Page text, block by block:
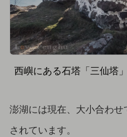
西嶼にある石塔「三仙塔
澎湖には現在、大小合わ
されています。